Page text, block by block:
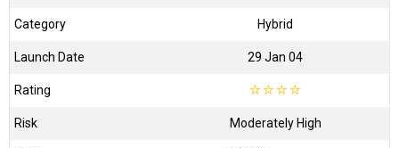
Category Hybrid
Launch Date 29 Jan 04
Rating ☆☆☆☆
Risk Moderately High